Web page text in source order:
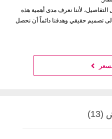
التفاصيل، لأننا نعرف مدى أهمية هذه
تصميم حقيقي وهدفنا دائماً أن نحصل